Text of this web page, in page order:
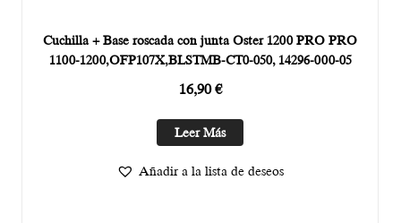
Cuchilla + Base roscada con junta Oster 1200 PRO PRO
1100-1200,OFP107X,BLSTMB-CT0-050, 14296-000-05
16,90€
Leer Más
Añadir a la lista de deseos